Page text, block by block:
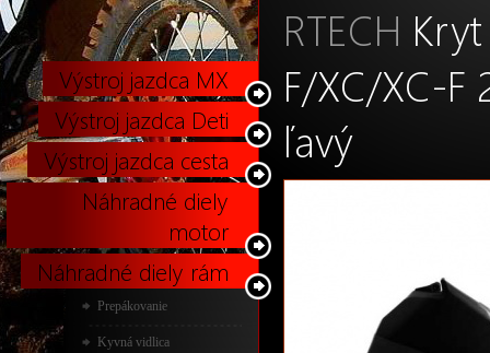
RTECH
F/XC/XC-F
ľavý
Výstroj jazdca MX
Výstroj jazdca Deti
Výstroj jazdca cesta
Náhradné diely
motor
Náhradné diely rám
Prepákovanie
Kyvná vidlica